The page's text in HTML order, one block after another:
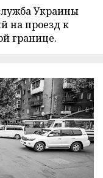
Украины
на проезд к
границе.